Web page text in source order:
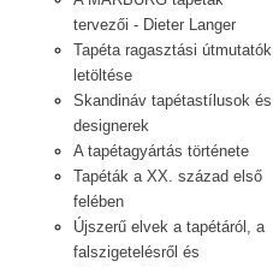
tervezői - Dieter Langer
Tapéta ragasztási útmutatók
letöltése
Skandináv tapétastílusok és
designerek
A tapétagyártás története
Tapéták a XX. század első
felében
Újszerű elvek a tapétáról, a
falszigetelésről és